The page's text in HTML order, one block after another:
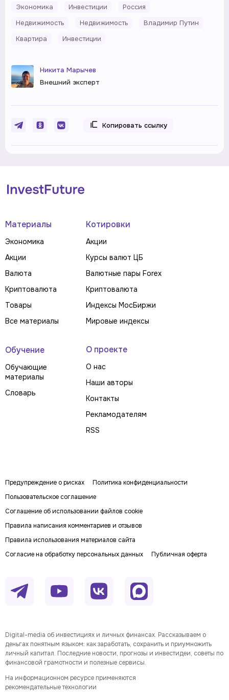
Экономика Инвестиции
Россия
Недвижимость
Недвижимость
Владимир Путин
Квартира
Инвестиции
Никита Марычев
Внешний эксперт
Копировать ссылку
Материалы
Экономика
Акции
Валюта
Криптовалюта
Товары
Все материалы
Котировки
Акции
Курсы валют ЦБ
Валютные пары Forex
Криптовалюта
Индексы МосБиржи
Мировые индексы
Обучение
Обучающие
материалы
Словарь
О проекте
О нас
Наши авторы
Контакты
Рекламодателям
RSS
Предупреждение о рисках
Политика конфиденциальности
Пользовательское соглашение
Соглашение об использовании файлов cookie
Правила написания комментариев и отзывов
Правила использования материалов сайта
Согласие на обработку персональных данных
Публичная оферта
Digital-media об инвестициях и личных финансах. Рассказываем о
деньгах понятным языком: как заработать, сохранить и приумножить
личный капитал. Последние новости, прогнозы и инвестидеи, советы по
финансовой грамотности и полезные сервисы.
На информационном ресурсе применяются
рекомендательные технологии